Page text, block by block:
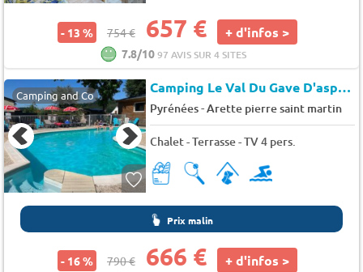
- 13 % 754 € 657 € + d'infos >
7.8/1097 AVIS SUR 4 SITES
Camping and Co Camping Le Val Du Gave D'aspe (Gurmençon à 11 km)
Pyrénées-Arette pierre saint martin
Chalet - Terrasse - TV 4 pers.
Prix malin
- 16 % 790 € 666 € + d'infos >